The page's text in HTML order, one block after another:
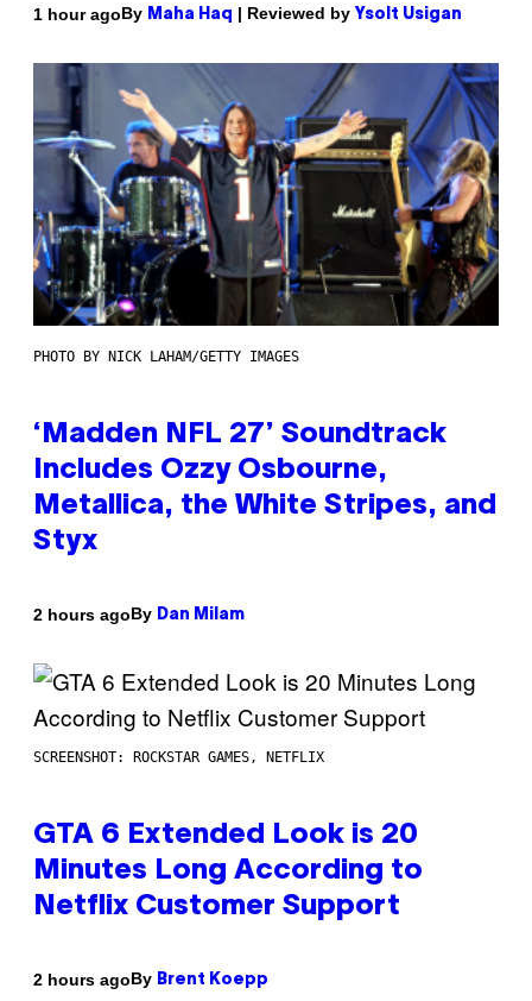
1 hour agoBy Maha Haq | Reviewed by Ysolt Usigan
PHOTO BY NICK LAHAM/GETTY IMAGES
‘Madden NFL 27’ Soundtrack
Includes Ozzy Osbourne,
Metallica, the White Stripes, and
Styx
2 hours agoBy Dan Milam
SCREENSHOT: ROCKSTAR GAMES, NETFLIX
GTA 6 Extended Look is 20
Minutes Long According to
Netflix Customer Support
2 hours agoBy Brent Koepp